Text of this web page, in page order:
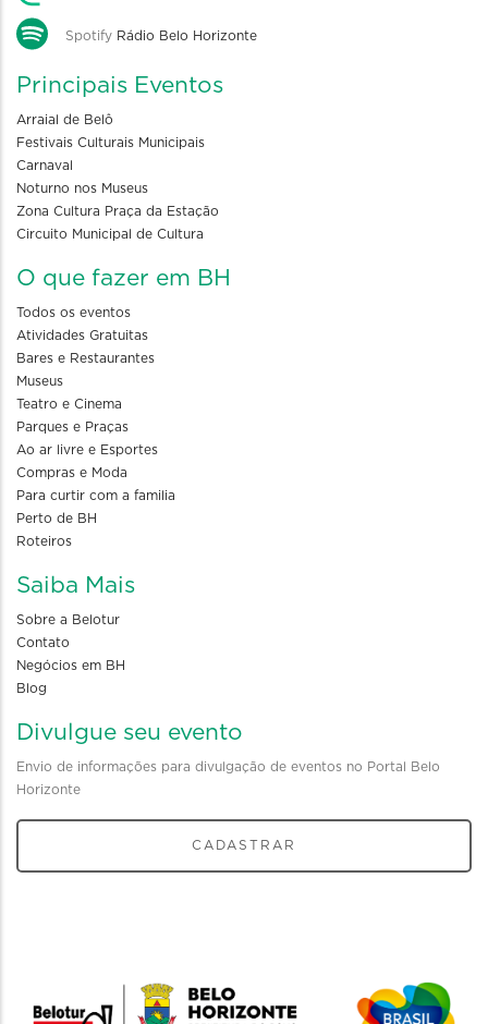
Spotify Rádio Belo Horizonte
Principais Eventos
Arraial de Belô
Festivais Culturais Municipais
Carnaval
Noturno nos Museus
Zona Cultura Praça da Estação
Circuito Municipal de Cultura
O que fazer em BH
Todos os eventos
Atividades Gratuitas
Bares e Restaurantes
Museus
Teatro e Cinema
Parques e Praças
Ao ar livre e Esportes
Compras e Moda
Para curtir com a familia
Perto de BH
Roteiros
Saiba Mais
Sobre a Belotur
Contato
Negócios em BH
Blog
Divulgue seu evento
Envio de informações para divulgação de eventos no Portal Belo
Horizonte
CADASTRAR